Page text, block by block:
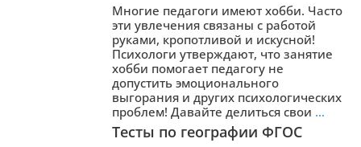
Многие педагоги имеют хобби. Часто
эти увлечения связаны с работой
руками, кропотливой и искусной!
Психологи утверждают, что занятие
хобби помогает педагогу не
допустить эмоционального
выгорания и других психологических
проблем! Давайте делиться свои …
Тесты по географии ФГОС